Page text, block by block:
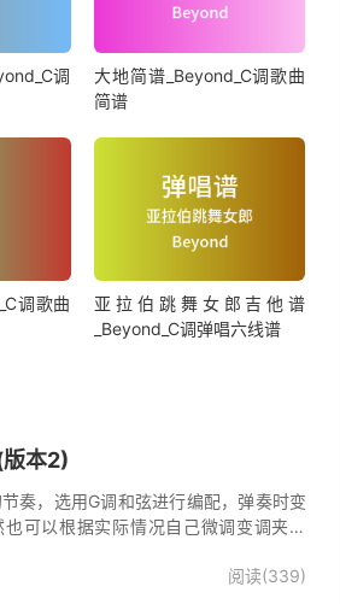
调
大地简谱_Beyond_C调歌曲
简谱
调歌曲
亚拉伯跳舞女郎吉他谱
_Beyond_C调弹唱六线谱
本2)
奏，选用G调和弦进行编配，弹奏时变
可以根据实际情况自己微调变调夹品
阅读(339)